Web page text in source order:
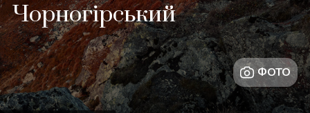
Чорногірський
ФОТО